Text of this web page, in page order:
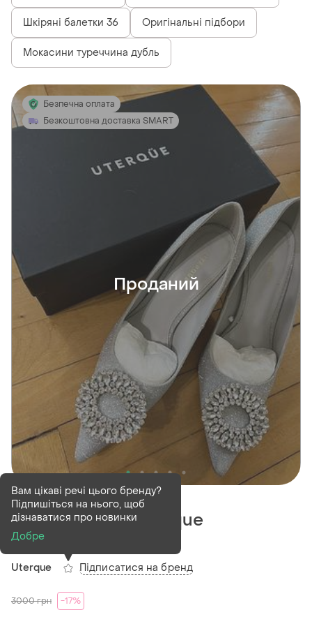
Шкіряні балетки 36 Оригінальні підбори
Мокасини туреччина дубль
Безпечна оплата
Безкоштовна доставка SMART
Проданий
Проданий
Туфлі лодочки uterque
Uterque
Вам цікаві речі цього бренду?
Підпишіться на нього, щоб
дізнаватися про новинки
Добре
Підписатися на бренд
3000грн -17%